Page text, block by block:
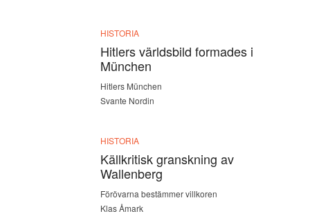
HISTORIA
Hitlers världsbild formades i
München
Hitlers München
Svante Nordin
HISTORIA
Källkritisk granskning av
Wallenberg
Förövarna bestämmer villkoren
Klas Åmark